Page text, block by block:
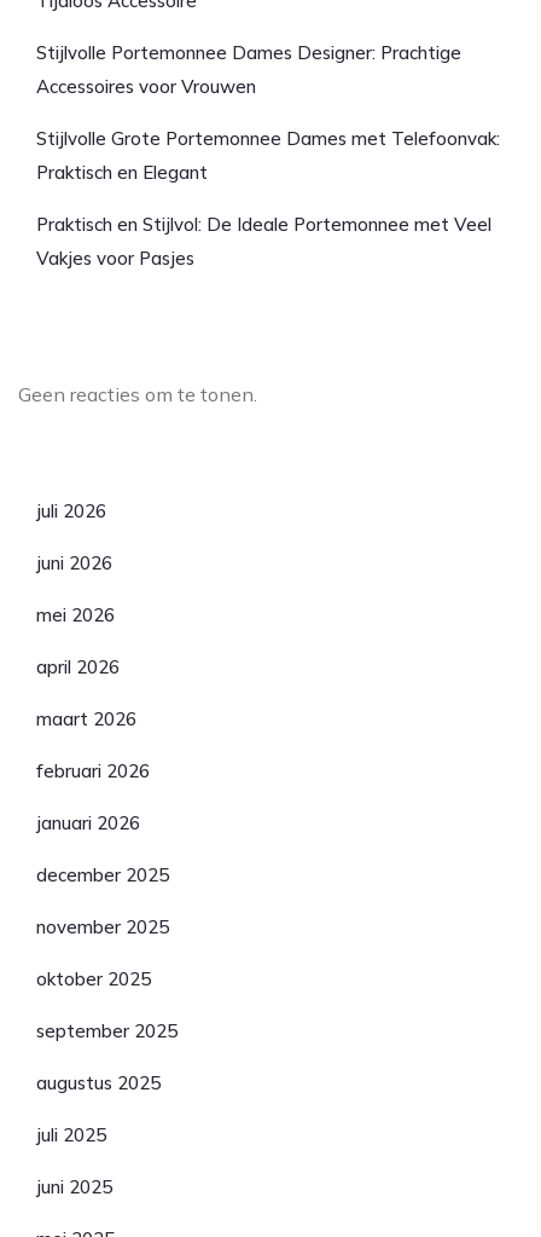
Stijlvolle Portemonnee Dames Designer: Prachtige
Accessoires voor Vrouwen
Stijlvolle Grote Portemonnee Dames met Telefoonvak:
Praktisch en Elegant
Praktisch en Stijlvol: De Ideale Portemonnee met Veel
Vakjes voor Pasjes
Geen reacties om te tonen.
juli 2026
juni 2026
mei 2026
april 2026
maart 2026
februari 2026
januari 2026
december 2025
november 2025
oktober 2025
september 2025
augustus 2025
juli 2025
juni 2025